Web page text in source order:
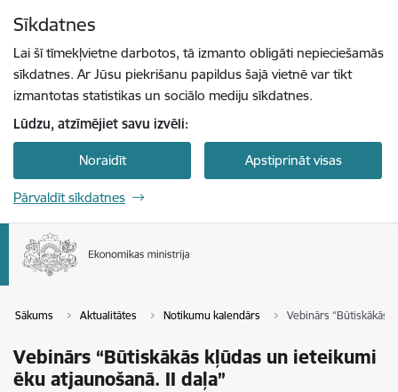
Sīkdatnes
Lai šī tīmekļvietne darbotos, tā izmanto obligāti nepieciešamās
sīkdatnes. Ar Jūsu piekrišanu papildus šajā vietnē var tikt
izmantotas statistikas un sociālo mediju sīkdatnes.
Lūdzu, atzīmējiet savu izvēli:
Noraidīt Apstiprināt visas
Pārvaldīt sīkdatnes
Sākums Aktualitātes Notikumu kalendārs Vebinārs “Būtiskākās
Vebinārs “Būtiskākās kļūdas un ieteikumi
ēku atjaunošanā. II daļa”